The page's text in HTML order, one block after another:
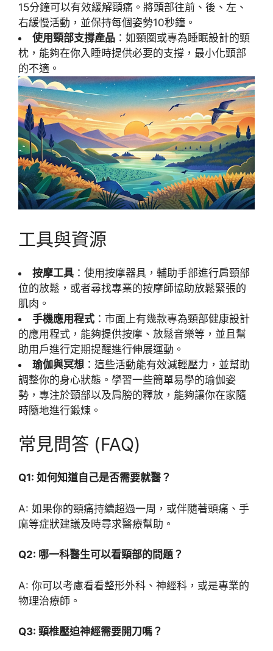
15分鐘可以有效緩解頸痛。將頭部往前、後、左、
右緩慢活動，並保持每個姿勢10秒鐘。
使用頸部支撐產品 ：如頸圈或專為睡眠設計的頸
枕，能夠在你入睡時提供必要的支撐，最小化頸部
的不適。
工具與資源
按摩工具 ：使用按摩器具，輔助手部進行肩頸部
位的放鬆，或者尋找專業的按摩師協助放鬆緊張的
肌肉。
手機應用程式 ：市面上有幾款專為頸部健康設計
的應用程式，能夠提供按摩、放鬆音樂等，並且幫
助用戶進行定期提醒進行伸展運動。
瑜伽與冥想 ：這些活動能有效減輕壓力，並幫助
調整你的身心狀態。學習一些簡單易學的瑜伽姿
勢，專注於頸部以及肩膀的釋放，能夠讓你在家隨
時隨地進行鍛煉。
常見問答 (FAQ)
Q1: 如何知道自己是否需要就醫？
A: 如果你的頸痛持續超過一周，或伴隨著頭痛、手
麻等症狀建議及時尋求醫療幫助。
Q2: 哪一科醫生可以看頸部的問題？
A: 你可以考慮看看整形外科、神經科，或是專業的
物理治療師。
Q3: 頸椎壓迫神經需要開刀嗎？